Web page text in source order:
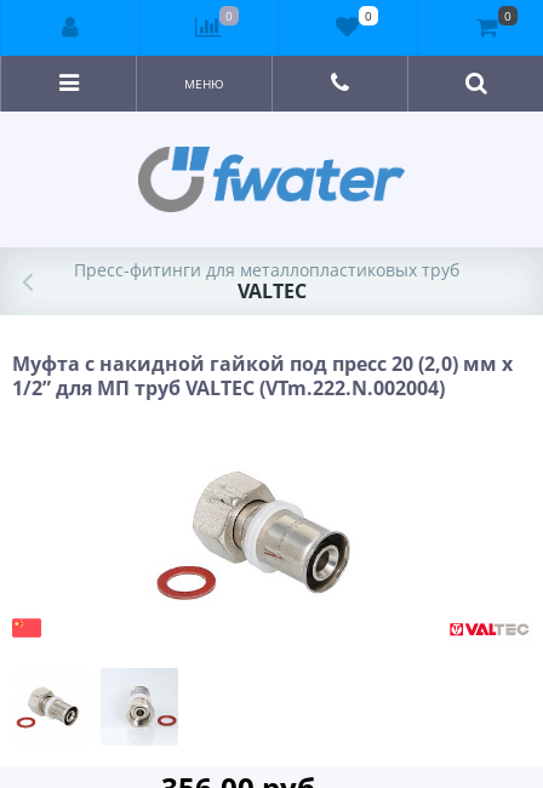
МЕНЮ
Пресс-фитинги для металлопластиковых труб
VALTEC
Муфта с накидной гайкой под пресс 20 (2,0) мм х
1/2” для МП труб VALTEC (VTm.222.N.002004)
0 0 0